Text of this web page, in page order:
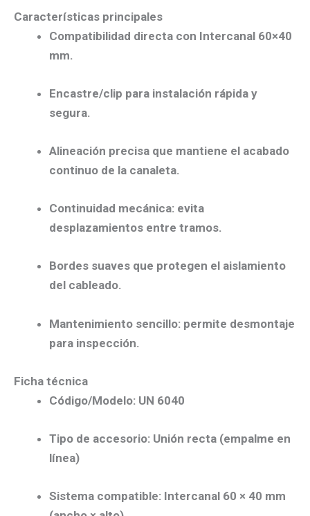
Características principales
Compatibilidad directa con Intercanal 60×40
mm.
Encastre/clip para instalación rápida y
segura.
Alineación precisa que mantiene el acabado
continuo de la canaleta.
Continuidad mecánica: evita
desplazamientos entre tramos.
Bordes suaves que protegen el aislamiento
del cableado.
Mantenimiento sencillo: permite desmontaje
para inspección.
Ficha técnica
Código/Modelo: UN 6040
Tipo de accesorio: Unión recta (empalme en
línea)
Sistema compatible: Intercanal 60 × 40 mm